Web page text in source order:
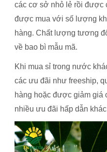
các cơ sở nhỏ lẻ rồi được
được mua với số lượng
hàng. Chất lượng tương
về bao bì mẫu mã.
Khi mua sỉ trong nước
các ưu đãi như freeship,
hàng hoặc được giảm giá
nhiều ưu đãi hấp dẫn